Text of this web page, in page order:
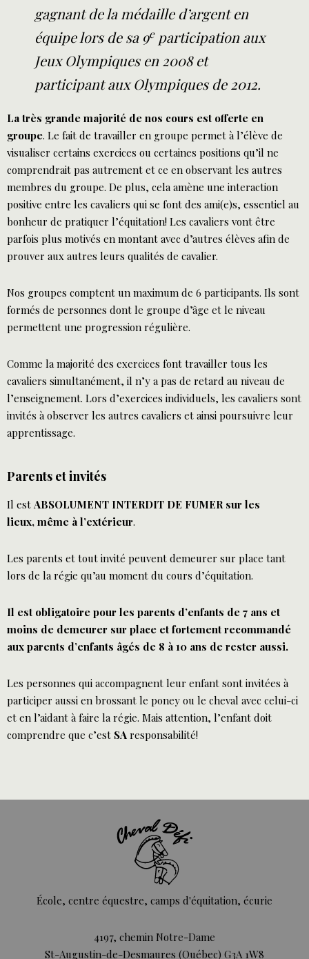
gagnant de la médaille d’argent en
équipe lors de sa 9eparticipation aux
Jeux Olympiques en 2008 et
participant aux Olympiques de 2012.
La très grande majorité de nos cours est offerte en
groupe. Le fait de travailler en groupe permet à l’élève de
visualiser certains exercices ou certaines positions qu’il ne
comprendrait pas autrement et ce en observant les autres
membres du groupe. De plus, cela amène une interaction
positive entre les cavaliers qui se font des ami(e)s, essentiel au
bonheur de pratiquer l’équitation! Les cavaliers vont être
parfois plus motivés en montant avec d’autres élèves afin de
prouver aux autres leurs qualités de cavalier.
Nos groupes comptent un maximum de 6 participants. Ils sont
formés de personnes dont le groupe d’âge et le niveau
permettent une progression régulière.
Comme la majorité des exercices font travailler tous les
cavaliers simultanément, il n’y a pas de retard au niveau de
l’enseignement. Lors d’exercices individuels, les cavaliers sont
invités à observer les autres cavaliers et ainsi poursuivre leur
apprentissage.
Parents et invités
Il est ABSOLUMENT INTERDIT DE FUMER sur les
lieux, même à l’extérieur.
Les parents et tout invité peuvent demeurer sur place tant
lors de la régie qu’au moment du cours d’équitation.
Il est obligatoire pour les parents d’enfants de 7 ans et
moins de demeurer sur place et fortement recommandé
aux parents d’enfants âgés de 8 à 10 ans de rester aussi.
Les personnes qui accompagnent leur enfant sont invitées à
participer aussi en brossant le poney ou le cheval avec celui-ci
et en l’aidant à faire la régie. Mais attention, l’enfant doit
comprendre que c’est SA responsabilité!
École, centre équestre, camps d'équitation, écurie
4197, chemin Notre-Dame
St-Augustin-de-Desmaures (Québec) G3A 1W8